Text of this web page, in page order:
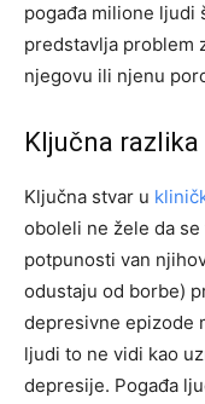
pogađa milione ljudi
predstavlja problem
njegovu ili njenu
Ključna
Ključna stvar u
oboleli ne žele da
potpunosti van
odustaju od borbe)
depresivne epizode
ljudi to ne vidi kao
depresije. Pogađa